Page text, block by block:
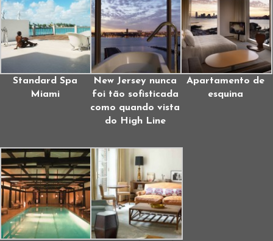
Standard Spa
Miami
New Jersey nunca
foi tão sofisticada
como quando vista
do High Line
Apartamento de
esquina